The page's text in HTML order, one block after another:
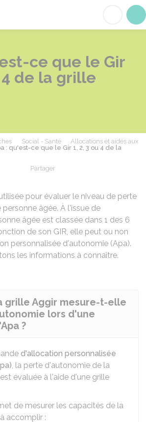
ce que le Gir
4 de la grille
Social - Santé
Allocations et aides aux
: qu'est-ce que le Gir 1, 2, 3 ou 4 de la
Partager
pour évaluer le niveau de perte
âgée. À l'issue de
âgée est classée dans 1 des 6
de son GIR, elle peut ou non
personnalisée d'autonomie (Apa).
les informations à connaître.
grille Aggir mesure-t-elle
lors d'une
?
d'allocation personnalisée
, la perte d'autonomie de la
évaluée à l'aide d'une grille
de mesurer les capacités de la
accomplir :